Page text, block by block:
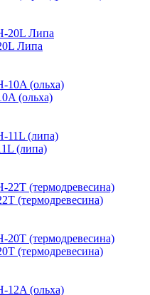
Липа
(ольха)
(липа)
(термодревесина)
(термодревесина)